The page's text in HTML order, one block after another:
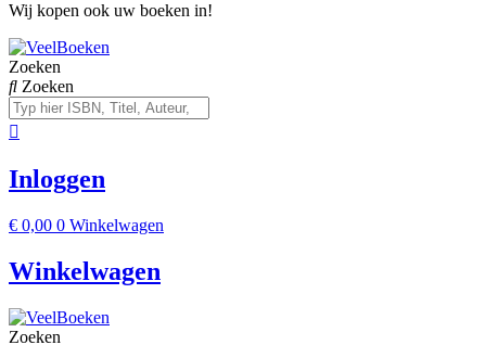
Wij kopen ook uw boeken in!
Zoeken
Zoeken
Inloggen
€ 0,00 0 Winkelwagen
Winkelwagen
Zoeken